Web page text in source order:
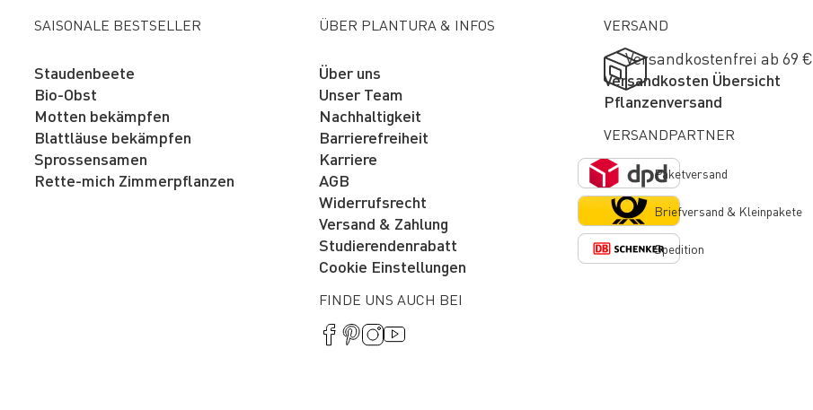
SAISONALE BESTSELLER
Staudenbeete
Bio-Obst
Motten bekämpfen
Blattläuse bekämpfen
Sprossensamen
Rette-mich Zimmerpflanzen
ÜBER PLANTURA & INFOS
Über uns
Unser Team
Nachhaltigkeit
Barrierefreiheit
Karriere
AGB
Widerrufsrecht
Versand & Zahlung
Studierendenrabatt
Cookie Einstellungen
FINDE UNS AUCH BEI
VERSAND
Versandkostenfrei ab 69 €
Versandkosten Übersicht
Pflanzenversand
VERSANDPARTNER
Paketversand
Briefversand & Kleinpakete
Spedition